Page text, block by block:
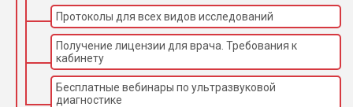
Протоколы для всех видов исследований
Получение лицензии для врача. Требования к
кабинету
Бесплатные вебинары по ультразвуковой
диагностике